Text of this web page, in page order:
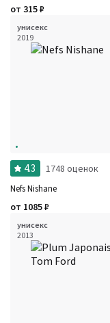
от 315₽
унисекс
2019
4.3 1748 оценок
Nefs Nishane
от 1085₽
унисекс
2013